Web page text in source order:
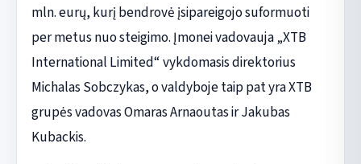
mln. eurų, kurį bendrovė įsipareigojo suformuoti
per metus nuo steigimo. Įmonei vadovauja „XTB
International Limited“ vykdomasis direktorius
Michalas Sobczykas, o valdyboje taip pat yra XTB
grupės vadovas Omaras Arnaoutas ir Jakubas
Kubackis.